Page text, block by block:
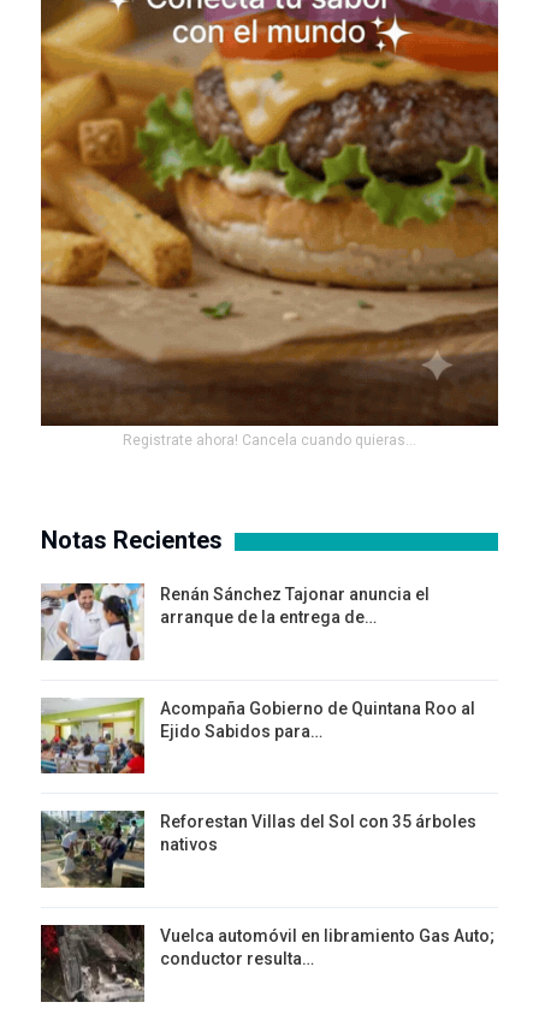
Registrate ahora! Cancela cuando quieras...
Notas Recientes
Renán Sánchez Tajonar anuncia el
arranque de la entrega de…
Acompaña Gobierno de Quintana Roo al
Ejido Sabidos para…
Reforestan Villas del Sol con 35 árboles
nativos
Vuelca automóvil en libramiento Gas Auto;
conductor resulta…